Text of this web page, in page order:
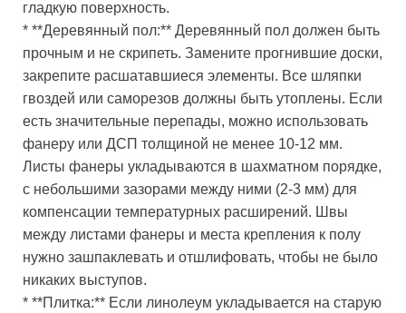
гладкую поверхность.
* **Деревянный пол:** Деревянный пол должен быть
прочным и не скрипеть. Замените прогнившие доски,
закрепите расшатавшиеся элементы. Все шляпки
гвоздей или саморезов должны быть утоплены. Если
есть значительные перепады, можно использовать
фанеру или ДСП толщиной не менее 10-12 мм.
Листы фанеры укладываются в шахматном порядке,
с небольшими зазорами между ними (2-3 мм) для
компенсации температурных расширений. Швы
между листами фанеры и места крепления к полу
нужно зашпаклевать и отшлифовать, чтобы не было
никаких выступов.
* **Плитка:** Если линолеум укладывается на старую